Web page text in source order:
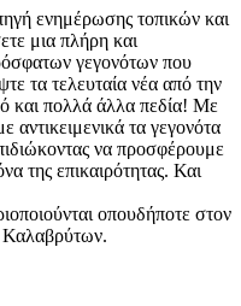
ενημέρωσης τοπικών και
μια πλήρη και
γεγονότων που
τα τελευταία νέα από την
και πολλά άλλα πεδία! Με
αντικειμενικά τα γεγονότα
να προσφέρουμε
της επικαιρότητας. Και
οπουδήποτε στον
Καλαβρύτων.